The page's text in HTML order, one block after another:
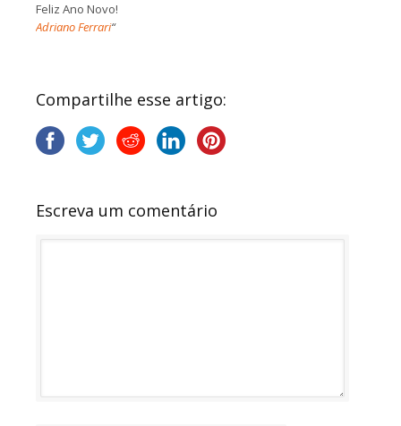
Feliz Ano Novo!
Adriano Ferrari“
Compartilhe esse artigo:
Escreva um comentário